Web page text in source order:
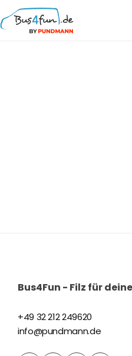
Bus4Fun - Filz für
+49 32 212 249620
info@pundmann.de